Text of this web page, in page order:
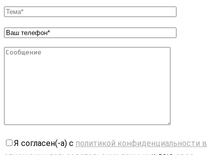
Я согласен(-а) с политикой конфиденциальности в